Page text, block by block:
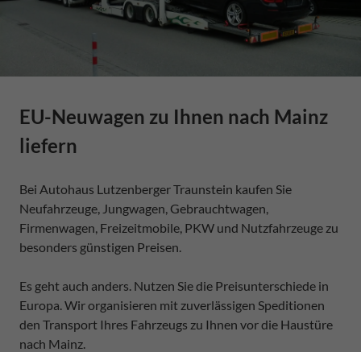
EU-Neuwagen zu Ihnen nach Mainz
liefern
Bei Autohaus Lutzenberger Traunstein kaufen Sie
Neufahrzeuge, Jungwagen, Gebrauchtwagen,
Firmenwagen, Freizeitmobile, PKW und Nutzfahrzeuge zu
besonders günstigen Preisen.
Es geht auch anders. Nutzen Sie die Preisunterschiede in
Europa. Wir organisieren mit zuverlässigen Speditionen
den Transport Ihres Fahrzeugs zu Ihnen vor die Haustüre
nach Mainz.